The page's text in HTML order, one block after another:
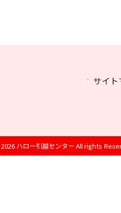
サイ
ハロー引越センター All rights